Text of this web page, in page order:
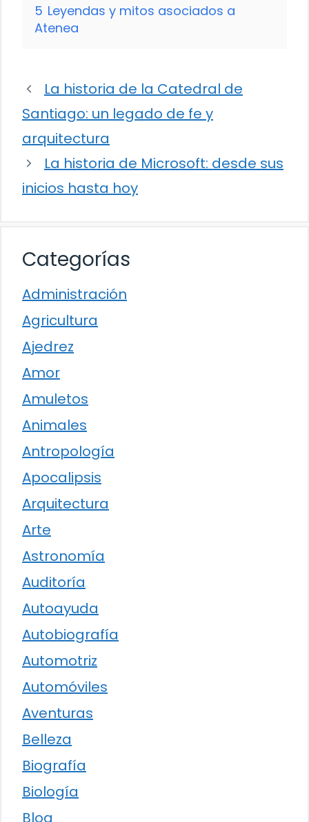
5 Leyendas y mitos asociados a
Atenea
La historia de la Catedral de
Santiago: un legado de fe y
arquitectura
La historia de Microsoft: desde sus
inicios hasta hoy
Categorías
Administración
Agricultura
Ajedrez
Amor
Amuletos
Animales
Antropología
Apocalipsis
Arquitectura
Arte
Astronomía
Auditoría
Autoayuda
Autobiografía
Automotriz
Automóviles
Aventuras
Belleza
Biografía
Biología
Blog